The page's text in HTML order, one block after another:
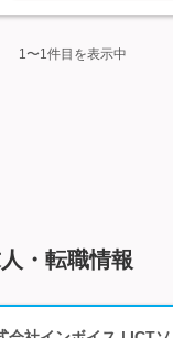
1〜1件目を表示中
・転職情報